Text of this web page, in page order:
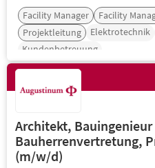
Facility Manager Facility
Projektleitung
Elektrotechnik
Kundenbetreuung
Architekt, Bauingenieur
Bauherrenvertretung,
(m/w/d)